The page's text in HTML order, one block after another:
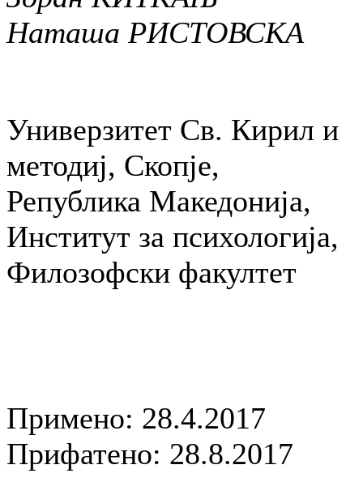
Наташа РИСТОВСКА
Универзитет Св. Кирил и
методиј, Скопје,
Република Македонија,
Институт за психологија,
Филозофски факултет
Примено: 28.4.2017
Прифатено: 28.8.2017